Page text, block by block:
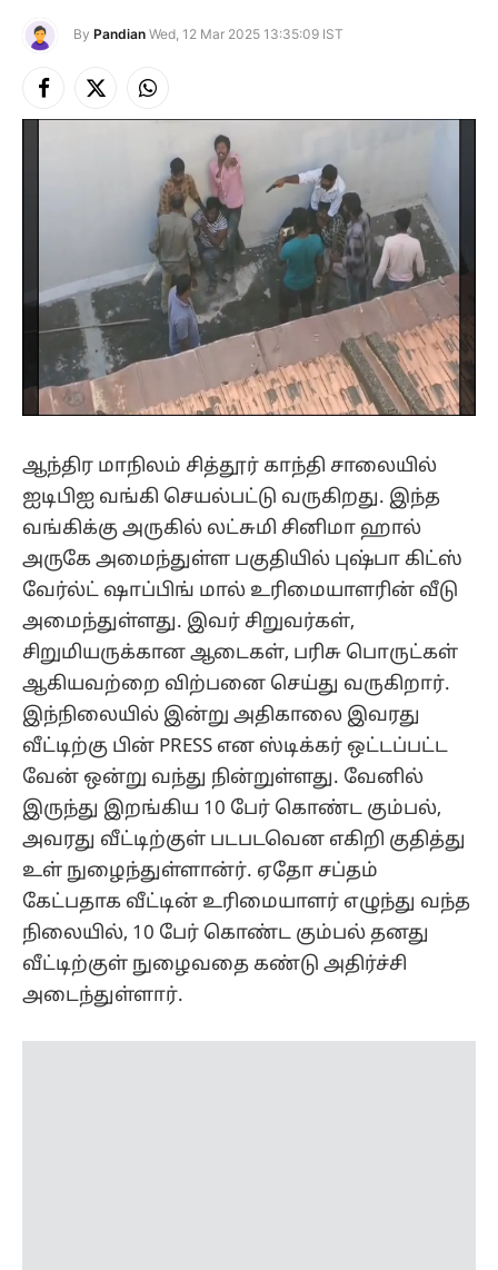
By Pandian Wed, 12 Mar 2025 13:35:09 IST
Facebook
X
(Twitter)
Instagram
ஆந்திர மாநிலம் சித்தூர் காந்தி சாலையில்
ஐடிபிஐ வங்கி செயல்பட்டு வருகிறது. இந்த
வங்கிக்கு அருகில் லட்சுமி சினிமா ஹால்
அருகே அமைந்துள்ள பகுதியில் புஷ்பா கிட்ஸ்
வேர்ல்ட் ஷாப்பிங் மால் உரிமையாளரின் வீடு
அமைந்துள்ளது. இவர் சிறுவர்கள்,
சிறுமியருக்கான ஆடைகள், பரிசு பொருட்கள்
ஆகியவற்றை விற்பனை செய்து வருகிறார்.
இந்நிலையில் இன்று அதிகாலை இவரது
வீட்டிற்கு பின் PRESS என ஸ்டிக்கர் ஒட்டப்பட்ட
வேன் ஒன்று வந்து நின்றுள்ளது. வேனில்
இருந்து இறங்கிய 10 பேர் கொண்ட கும்பல்,
அவரது வீட்டிற்குள் படபடவென எகிறி குதித்து
உள் நுழைந்துள்ளான்ர். ஏதோ சப்தம்
கேட்பதாக வீட்டின் உரிமையாளர் எழுந்து வந்த
நிலையில், 10 பேர் கொண்ட கும்பல் தனது
வீட்டிற்குள் நுழைவதை கண்டு அதிர்ச்சி
அடைந்துள்ளார்.